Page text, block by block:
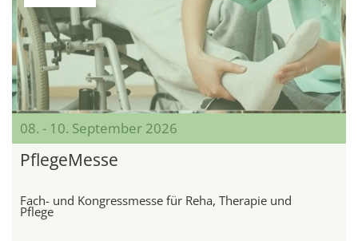
08. - 10. September 2026
PflegeMesse
Fach- und Kongressmesse für Reha, Therapie und
Pflege